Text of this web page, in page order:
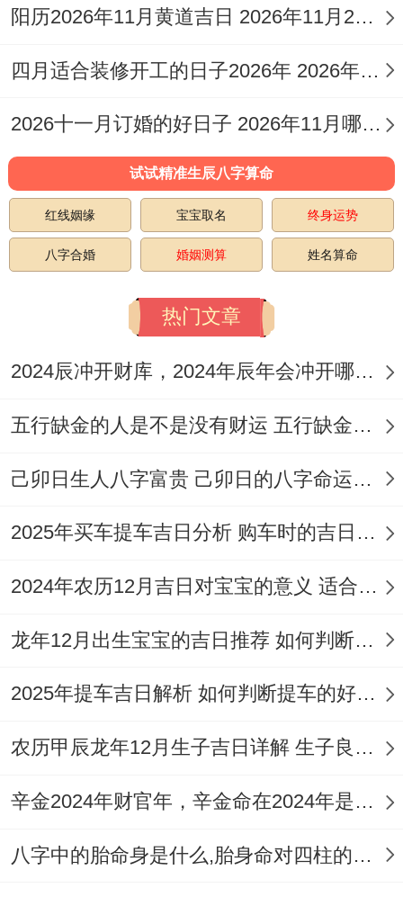
合之日，如宅主八字喜水,宜选壬辰，癸亥等
住宅坐向亦需兼顾:坐东向西宅宜选戌日，亥
日；坐南向北宅宜选未日，寅日；坐北向南
丑日！时辰选择以阳时（日出至正午）为
佳，避免阴时（日落後）动作！
入宅仪式跟传承古礼
首次进门需宅主手持香炉、米桶或财宝箱。
严禁空手入屋，随后依次开启所有门窗，点
燃灶火煮水沸腾、标记生生不息.正厅需马上
式。
当日需备足红枣、花生、桂圆等吉祥食品。
寓意早生贵子、富贵圆满，夜间需留宿新宅
基。
阳历2026年11月黄道吉日 2026年11月26日阳历黄道吉日
四月适合装修开工的日子2026年 2026年四月份适合装修开工的黄道吉日
2026十一月订婚的好日子 2026年11月哪天订婚好
试试精准生辰八字算命
红线姻缘 宝宝取名 终身运势
八字合婚 婚姻测算 姓名算命
热门文章
2024辰冲开财库，2024年辰年会冲开哪些人的财库
五行缺金的人是不是没有财运 五行缺金的人命运好不好
己卯日生人八字富贵 己卯日的八字命运如何
2025年买车提车吉日分析 购车时的吉日与禁忌
2024年农历12月吉日对宝宝的意义 适合龙年宝宝出生的日子有哪些
龙年12月出生宝宝的吉日推荐 如何判断吉日是否适合宝宝
2025年提车吉日解析 如何判断提车的好日子
农历甲辰龙年12月生子吉日详解 生子良辰的影响因素
辛金2024年财官年，辛金命在2024年是财官年还是财印年
八字中的胎命身是什么,胎身命对四柱的影响